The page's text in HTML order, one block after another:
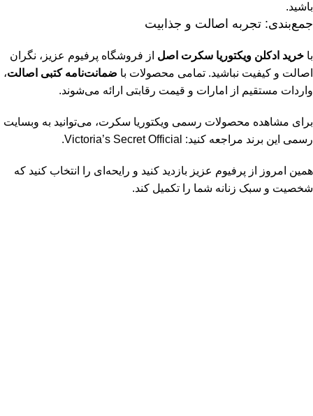
باشید.
جمع‌بندی: تجربه اصالت و جذابیت
با خرید ادکلن ویکتوریا سکرت اصل از فروشگاه پرفیوم عزیز ، نگران
اصالت و کیفیت نباشید. تمامی محصولات با ضمانت‌نامه کتبی اصالت،
واردات مستقیم از امارات و قیمت رقابتی ارائه می‌شوند.
برای مشاهده محصولات رسمی ویکتوریا سکرت، می‌توانید به وبسایت
رسمی این برند مراجعه کنید: Victoria’s Secret Official
.
همین امروز از پرفیوم عزیز بازدید کنید و رایحه‌ای را انتخاب کنید که
شخصیت و سبک زنانه شما را تکمیل کند.